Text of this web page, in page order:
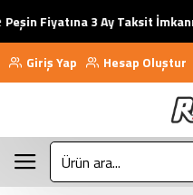
Fiyatına 3 Ay Taksit İmkanı
Giriş Yap Hesap Oluştur